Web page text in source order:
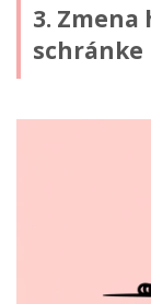
3. Zmena
schránke